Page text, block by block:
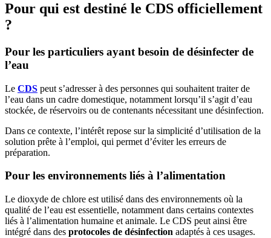
Pour qui est destiné le CDS officiellement
?
Pour les particuliers ayant besoin de désinfecter de
l’eau
Le CDS peut s’adresser à des personnes qui souhaitent traiter de
l’eau dans un cadre domestique, notamment lorsqu’il s’agit d’eau
stockée, de réservoirs ou de contenants nécessitant une désinfection.
Dans ce contexte, l’intérêt repose sur la simplicité d’utilisation de la
solution prête à l’emploi, qui permet d’éviter les erreurs de
préparation.
Pour les environnements liés à l’alimentation
Le dioxyde de chlore est utilisé dans des environnements où la
qualité de l’eau est essentielle, notamment dans certains contextes
liés à l’alimentation humaine et animale. Le CDS peut ainsi être
intégré dans des protocoles de désinfection adaptés à ces usages.